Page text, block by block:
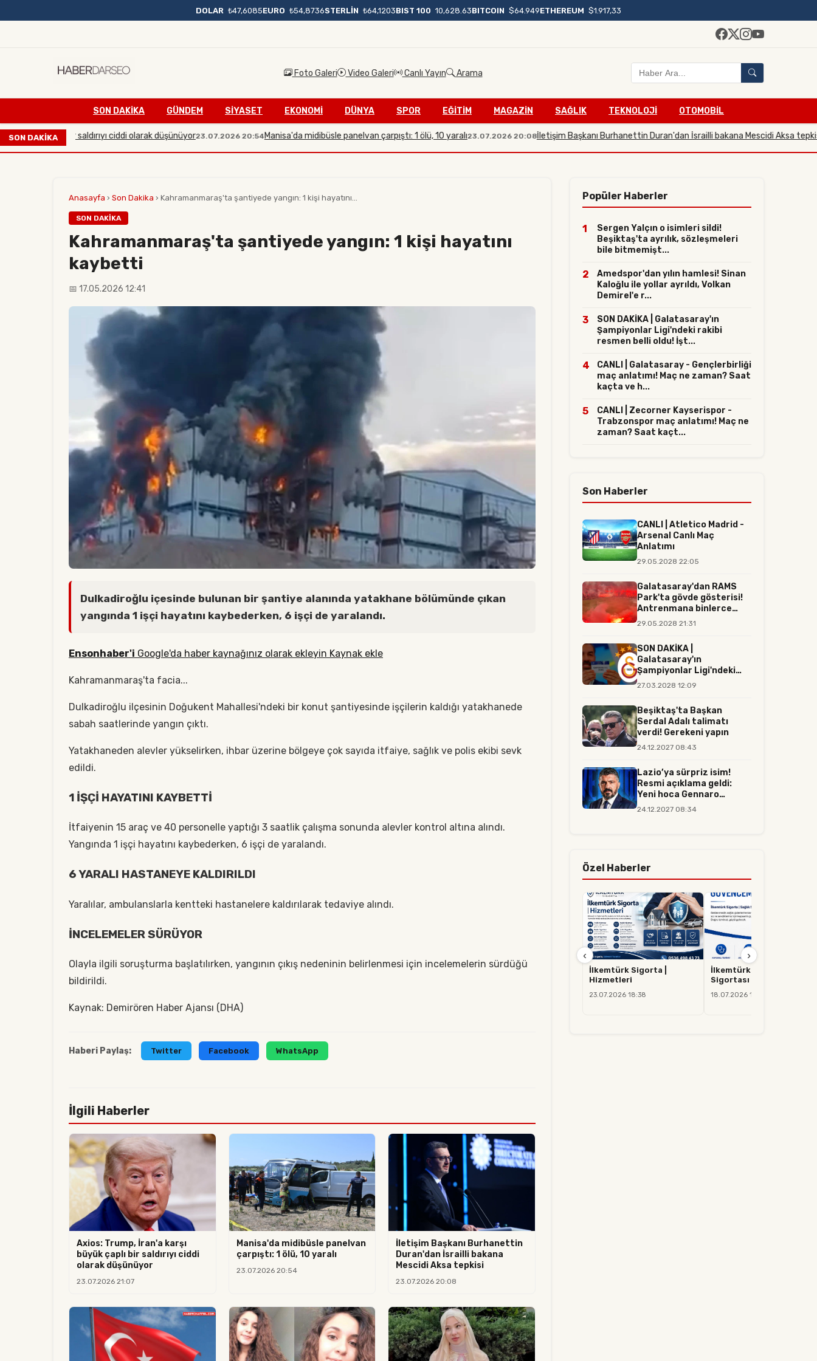
DOLAR ₺47,6085EURO ₺54,8736STERLİN ₺64,1203BIST 100 10,628.63BITCOIN $64.949ETHEREUM $1.917,33
Foto Galeri Video Galeri Canlı Yayın Arama
SON DAKIKA GÜNDEM SİYASET EKONOMİ DÜNYA SPOR EĞİTİM MAGAZİN SAĞLIK TEKNOLOJİ OTOMOBİL
SON DAKİKA
çaplı bir saldırıyı ciddi olarak düşünüyor23.07.2026 20:54Manisa'da midibüsle panelvan çarpıştı: 1 ölü, 10 yaralı23.07.2026 20:08İletişim Başkanı Burhanettin Duran'dan İsrailli bakana Mescidi Aksa tepkisi
Anasayfa › Son Dakika › Kahramanmaraş'ta şantiyede yangın: 1 kişi hayatını...
SON DAKIKA
Kahramanmaraş'ta şantiyede yangın: 1 kişi hayatını
kaybetti
📅 17.05.2026 12:41
Dulkadiroğlu içesinde bulunan bir şantiye alanında yatakhane bölümünde çıkan
yangında 1 işçi hayatını kaybederken, 6 işçi de yaralandı.
Ensonhaber'i Google'da haber kaynağınız olarak ekleyin Kaynak ekle
Kahramanmaraş'ta facia...
Dulkadiroğlu ilçesinin Doğukent Mahallesi'ndeki bir konut şantiyesinde işçilerin kaldığı yatakhanede
sabah saatlerinde yangın çıktı.
Yatakhaneden alevler yükselirken, ihbar üzerine bölgeye çok sayıda itfaiye, sağlık ve polis ekibi sevk
edildi.
1 İŞÇİ HAYATINI KAYBETTİ
İtfaiyenin 15 araç ve 40 personelle yaptığı 3 saatlik çalışma sonunda alevler kontrol altına alındı.
Yangında 1 işçi hayatını kaybederken, 6 işçi de yaralandı.
6 YARALI HASTANEYE KALDIRILDI
Yaralılar, ambulanslarla kentteki hastanelere kaldırılarak tedaviye alındı.
İNCELEMELER SÜRÜYOR
Olayla ilgili soruşturma başlatılırken, yangının çıkış nedeninin belirlenmesi için incelemelerin sürdüğü
bildirildi.
Kaynak: Demirören Haber Ajansı (DHA)
Haberi Paylaş: Twitter Facebook WhatsApp
İlgili Haberler
Axios: Trump, İran'a karşı
büyük çaplı bir saldırıyı ciddi
olarak düşünüyor
23.07.2026 21:07
Manisa'da midibüsle panelvan
çarpıştı: 1 ölü, 10 yaralı
23.07.2026 20:54
İletişim Başkanı Burhanettin
Duran'dan İsrailli bakana
Mescidi Aksa tepkisi
23.07.2026 20:08
Popüler Haberler
1
Sergen Yalçın o isimleri sildi!
Beşiktaş'ta ayrılık, sözleşmeleri
bile bitmemişt...
2
Amedspor'dan yılın hamlesi! Sinan
Kaloğlu ile yollar ayrıldı, Volkan
Demirel'e r...
3
SON DAKİKA | Galatasaray'ın
Şampiyonlar Ligi'ndeki rakibi
resmen belli oldu! İşt...
4
CANLI | Galatasaray - Gençlerbirliği
maç anlatımı! Maç ne zaman? Saat
kaçta ve h...
5
CANLI | Zecorner Kayserispor -
Trabzonspor maç anlatımı! Maç ne
zaman? Saat kaçt...
Son Haberler
CANLI | Atletico Madrid -
Arsenal Canlı Maç
Anlatımı
29.05.2028 22:05
Galatasaray'dan RAMS
Park'ta gövde gösterisi!
Antrenmana binlerce
tara...
29.05.2028 21:31
SON DAKİKA |
Galatasaray'ın
Şampiyonlar Ligi'ndeki
rakibi resmen belli...
27.03.2028 12:09
Beşiktaş'ta Başkan
Serdal Adalı talimatı
verdi! Gerekeni yapın
24.12.2027 08:43
Lazio’ya sürpriz isim!
Resmi açıklama geldi:
Yeni hoca Gennaro
Gattuso...
24.12.2027 08:34
Özel Haberler
İlkemtürk Sigorta |
Hizmetleri
23.07.2026 18:38
İlkemtürk Sigorta | Sağlık
Sigortası
18.07.2026 14:37
‹ ›